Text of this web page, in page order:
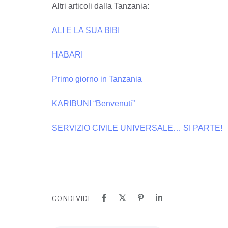
ARTICOLO PRECEDENTE
II Riunione Volontari (25 FEBBRAIO 2021)